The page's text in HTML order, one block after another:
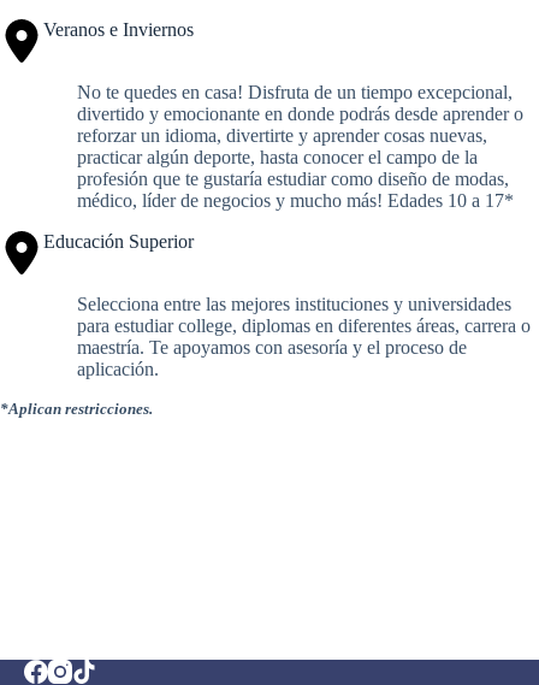
Veranos e Inviernos
No te quedes en casa! Disfruta de un tiempo excepcional,
divertido y emocionante en donde podrás desde aprender o
reforzar un idioma, divertirte y aprender cosas nuevas,
practicar algún deporte, hasta conocer el campo de la
profesión que te gustaría estudiar como diseño de modas,
médico, líder de negocios y mucho más! Edades 10 a 17*
Educación Superior
Selecciona entre las mejores instituciones y universidades
para estudiar college, diplomas en diferentes áreas, carrera o
maestría. Te apoyamos con asesoría y el proceso de
aplicación.
*Aplican restricciones.